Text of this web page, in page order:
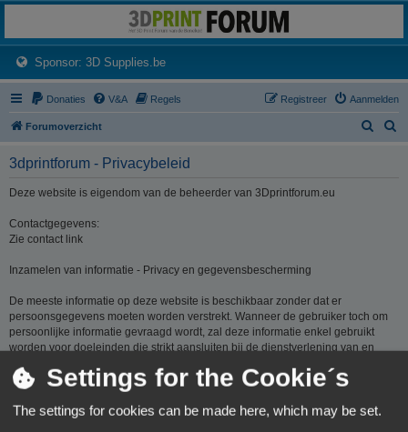
Het 3D print forum van de Benelux na de sluiting van 3dprintforum.nl
Sponsor: 3D Supplies.be(Opens a new tab)
Donaties V&A Regels Aanmelden
Registreer
Forumoverzicht
3dprintforum - Privacybeleid
Deze website is eigendom van de beheerder van 3Dprintforum.eu
Contactgegevens:
Zie contact link
Inzamelen van informatie - Privacy en gegevensbescherming
De meeste informatie op deze website is beschikbaar zonder dat er
persoonsgegevens moeten worden verstrekt. Wanneer de gebruiker toch om
persoonlijke informatie gevraagd wordt, zal deze informatie enkel gebruikt
worden voor doeleinden die strikt aansluiten bij de dienstverlening van en
registreren van een account dan wel op basis van haar gerechtvaardigd
belang om diensten te verlenen en u hiervoor te contacteren. De informatie
over u wordt u op verzoek meegedeeld. U kan deze, indien nodig, laten
Settings for the Cookie´s
The settings for cookies can be made here, which may be set.